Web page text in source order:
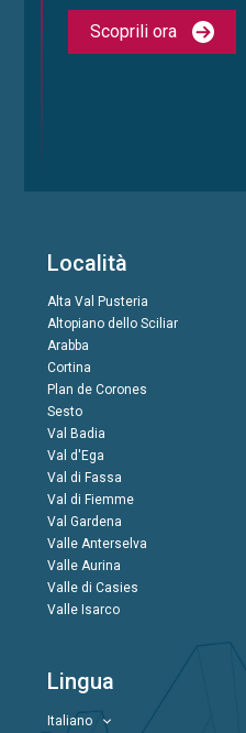
Scoprili ora
Località
Alta Val Pusteria
Altopiano dello Sciliar
Arabba
Cortina
Plan de Corones
Sesto
Val Badia
Val d'Ega
Val di Fassa
Val di Fiemme
Val Gardena
Valle Anterselva
Valle Aurina
Valle di Casies
Valle Isarco
Lingua
Italiano